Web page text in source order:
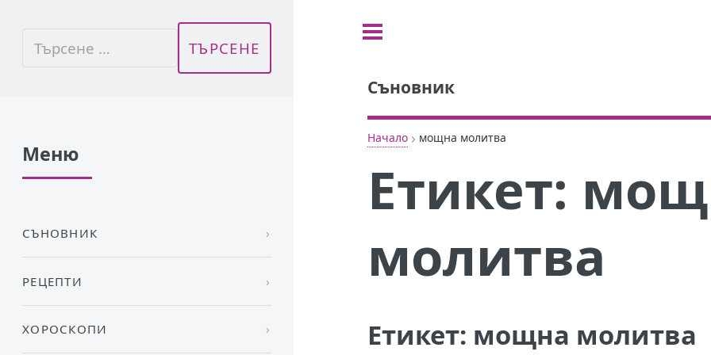
Съновник
Начало › мощна молитва
Етикет:
молитва
Етикет: мощна молитва
Меню
СЪНОВНИК
РЕЦЕПТИ
ХОРОСКОПИ